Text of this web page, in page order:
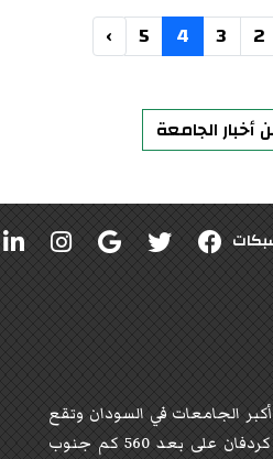
2
3
4
5
›
أخبار الجامعة
الجامعات في السودان وتقع
في مدينة الأبيض بولاية شمال كردفان على بعد 560 كم جنوب